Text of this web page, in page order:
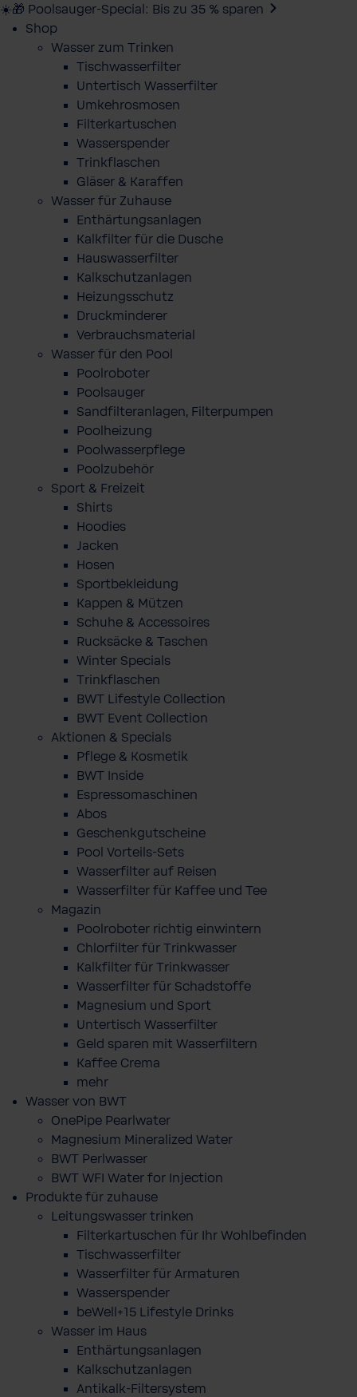
☀️🎁 Poolsauger-Special: Bis zu 35 % sparen
Shop
Wasser zum Trinken
Tischwasserfilter
Untertisch Wasserfilter
Umkehrosmosen
Filterkartuschen
Wasserspender
Trinkflaschen
Gläser & Karaffen
Wasser für Zuhause
Enthärtungsanlagen
Kalkfilter für die Dusche
Hauswasserfilter
Kalkschutzanlagen
Heizungsschutz
Druckminderer
Verbrauchsmaterial
Wasser für den Pool
Poolroboter
Poolsauger
Sandfilteranlagen, Filterpumpen
Poolheizung
Poolwasserpflege
Poolzubehör
Sport & Freizeit
Shirts
Hoodies
Jacken
Hosen
Sportbekleidung
Kappen & Mützen
Schuhe & Accessoires
Rucksäcke & Taschen
Winter Specials
Trinkflaschen
BWT Lifestyle Collection
BWT Event Collection
Aktionen & Specials
Pflege & Kosmetik
BWT Inside
Espressomaschinen
Abos
Geschenkgutscheine
Pool Vorteils-Sets
Wasserfilter auf Reisen
Wasserfilter für Kaffee und Tee
Magazin
Poolroboter richtig einwintern
Chlorfilter für Trinkwasser
Kalkfilter für Trinkwasser
Wasserfilter für Schadstoffe
Magnesium und Sport
Untertisch Wasserfilter
Geld sparen mit Wasserfiltern
Kaffee Crema
mehr
Wasser von BWT
OnePipe Pearlwater
Magnesium Mineralized Water
BWT Perlwasser
BWT WFI Water for Injection
Produkte für zuhause
Leitungswasser trinken
Filterkartuschen für Ihr Wohlbefinden
Tischwasserfilter
Wasserfilter für Armaturen
Wasserspender
beWell+15 Lifestyle Drinks
Wasser im Haus
Enthärtungsanlagen
Kalkschutzanlagen
Antikalk-Filtersystem